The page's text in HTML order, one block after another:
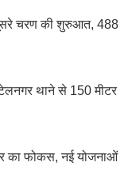
दूसरे चरण की शुरुआत, 488
पटेलनगर थाने से 150 मीटर
का फोकस, नई योजनाओं